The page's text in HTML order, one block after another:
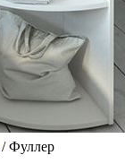
/ Фуллер